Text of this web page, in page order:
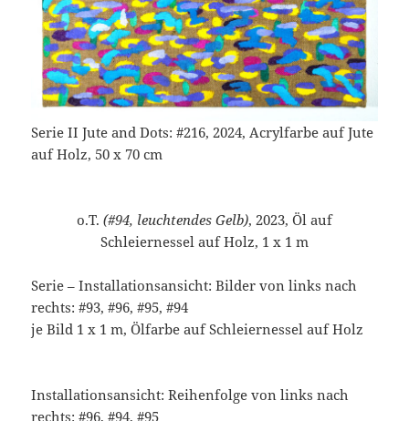
Serie II Jute and Dots: #216, 2024, Acrylfarbe auf Jute
auf Holz, 50 x 70 cm
o.T. (#94, leuchtendes Gelb), 2023, Öl auf
Schleiernessel auf Holz, 1 x 1 m
Serie – Installationsansicht: Bilder von links nach
rechts: #93, #96, #95, #94
je Bild 1 x 1 m, Ölfarbe auf Schleiernessel auf Holz
Installationsansicht: Reihenfolge von links nach
rechts: #96, #94, #95